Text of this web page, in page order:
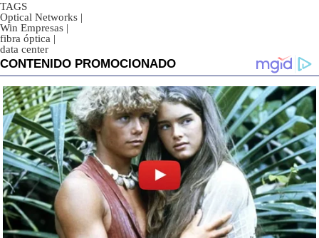
TAGS
Optical Networks |
Win Empresas |
fibra óptica |
data center